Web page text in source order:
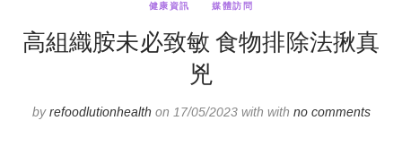
健康資訊 媒體訪問
高組織胺未必致敏 食物排除法揪真
兇
byrefoodlutionhealth on 17/05/2023 with with no comments